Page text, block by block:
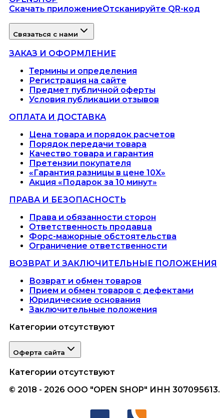
Скачать приложениеОтсканируйте QR-код
Связаться с нами
ЗАКАЗ И ОФОРМЛЕНИЕ
Термины и определения
Регистрация на сайте
Предмет публичной оферты
Условия публикации отзывов
ОПЛАТА И ДОСТАВКА
Цена товара и порядок расчетов
Порядок передачи товара
Качество товара и гарантия
Претензии покупателя
«Гарантия разницы в цене 10X»
Акция «Подарок за 10 минут»
ПРАВА И БЕЗОПАСНОСТЬ
Права и обязанности сторон
Ответственность продавца
Форс-мажорные обстоятельства
Ограничение ответственности
ВОЗВРАТ И ЗАКЛЮЧИТЕЛЬНЫЕ ПОЛОЖЕНИЯ
Возврат и обмен товаров
Прием и обмен товаров с дефектами
Юридические основания
Заключительные положения
Категории отсутствуют
Оферта сайта
Категории отсутствуют
© 2018 - 2026 ООО "OPEN SHOP" ИНН 307095613.